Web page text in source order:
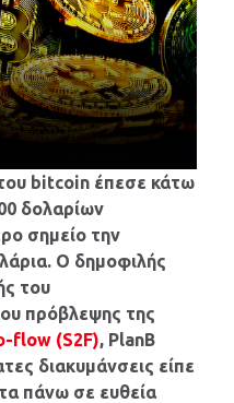
bitcoin έπεσε κάτω
δολαρίων
σημείο την
Ο δημοφιλής
του
πρόβλεψης της
flow (S2F), PlanB
διακυμάνσεις είπε
πάνω σε ευθεία